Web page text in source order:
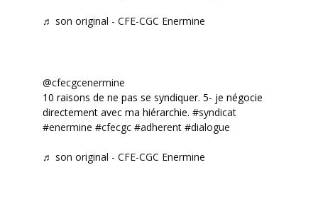
♬ son original - CFE-CGC Enermine
@cfecgcenermine
10 raisons de ne pas se syndiquer. 5- je négocie
directement avec ma hiérarchie. #syndicat
#enermine #cfecgc #adherent #dialogue
♬ son original - CFE-CGC Enermine